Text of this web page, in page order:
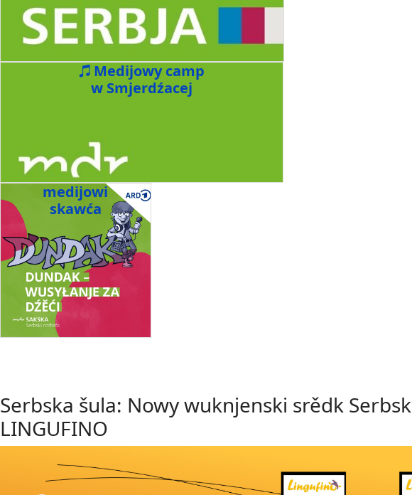
Medijowy camp
w Smjerdźacej
medijowi
skawća
Serbska šula: Nowy wuknjenski srědk
LINGUFINO